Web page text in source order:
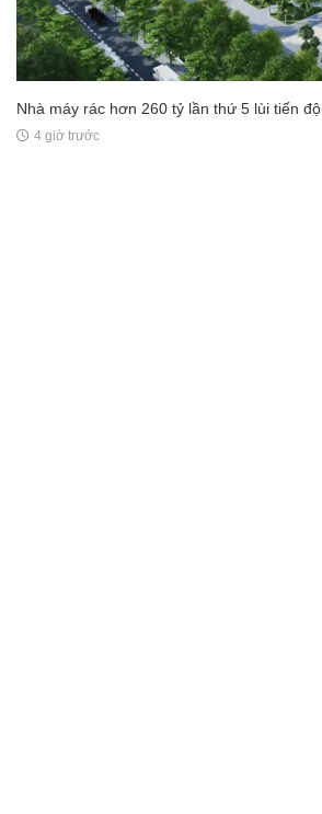
Nhà máy rác hơn 260 tỷ lần thứ 5 lùi tiến độ
4 giờ trước